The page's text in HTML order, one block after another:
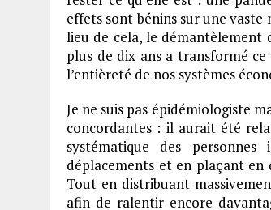
effets sont bénins sur une
lieu de cela, le démantèlement
plus de dix ans a transformé
l’entièreté de nos systèmes
Je ne suis pas épidémiologiste
concordantes : il aurait été
systématique des
déplacements et en plaçant
Tout en distribuant
afin de ralentir encore